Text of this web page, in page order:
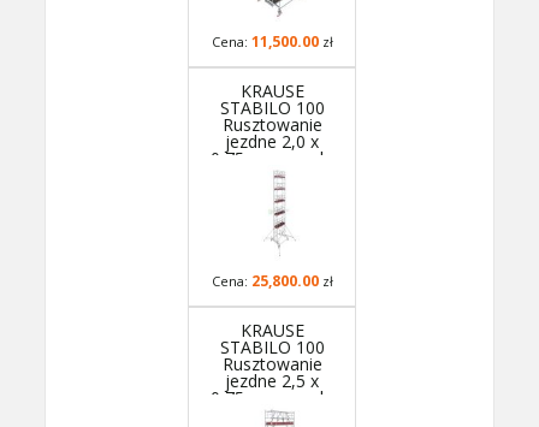
Cena: 11,500.00zł
KRAUSE
STABILO 100
Rusztowanie
jezdne 2,0 x
0,75m, wys.rob.
12,5m 773098P -
GUARDMATIC
Nowa norma PN
EN 1004-1
Cena: 25,800.00zł
KRAUSE
STABILO 100
Rusztowanie
jezdne 2,5 x
0,75m, wys.rob.
6,5m 774033P -